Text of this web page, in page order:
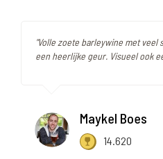
"Volle zoete barleywine met veel
een heerlijke geur. Visueel ook
Maykel Boes
14.620